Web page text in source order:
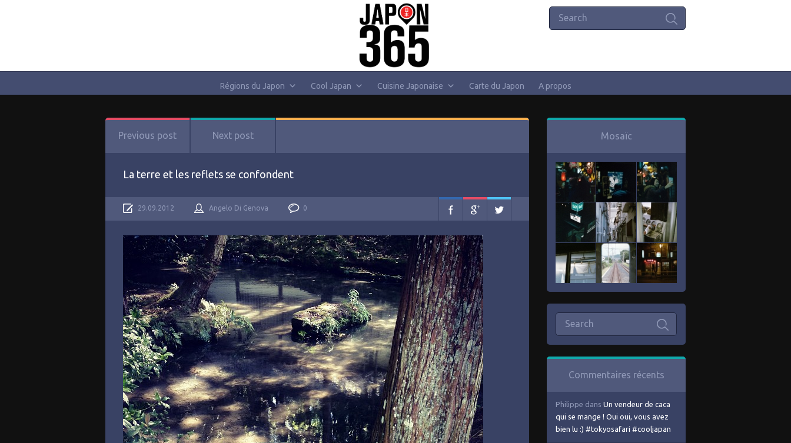
Régions du Japon Cool Japan Cuisine Japonaise Carte du Japon A propos
Previous post Next post
La terre et les reflets se confondent
29.09.2012 Angelo Di Genova 0
Mosaïc
Commentaires récents
Philippe dans Un vendeur de caca
qui se mange ! Oui oui, vous avez
bien lu :) #tokyosafari #cooljapan